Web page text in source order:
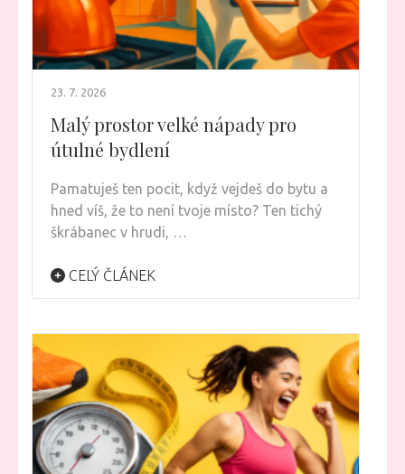
23. 7. 2026
Malý prostor velké nápady pro
útulné bydlení
Pamatuješ ten pocit, když vejdeš do bytu a
hned víš, že to není tvoje místo? Ten tichý
škrábanec v hrudi, …
CELÝ ČLÁNEK